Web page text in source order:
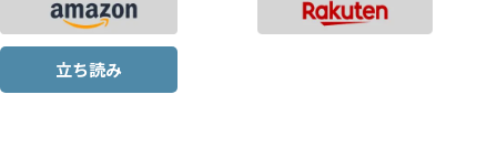
立ち読み